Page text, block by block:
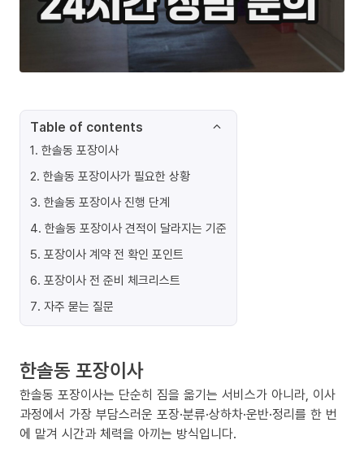
Table of contents
1. 한솔동 포장이사
2. 한솔동 포장이사가 필요한 상황
3. 한솔동 포장이사 진행 단계
4. 한솔동 포장이사 견적이 달라지는 기준
5. 포장이사 계약 전 확인 포인트
6. 포장이사 전 준비 체크리스트
7. 자주 묻는 질문
한솔동 포장이사
한솔동 포장이사는 단순히 짐을 옮기는 서비스가 아니라, 이사
과정에서 가장 부담스러운 포장·분류·상하차·운반·정리를 한 번
에 맡겨 시간과 체력을 아끼는 방식입니다.